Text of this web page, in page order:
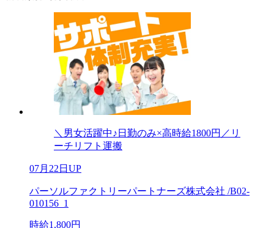
＼男女活躍中♪日勤のみ×高時給1800円／リ
ーチリフト運搬
07月22日UP
パーソルファクトリーパートナーズ株式会社 /B02-
010156_1
時給1,800円